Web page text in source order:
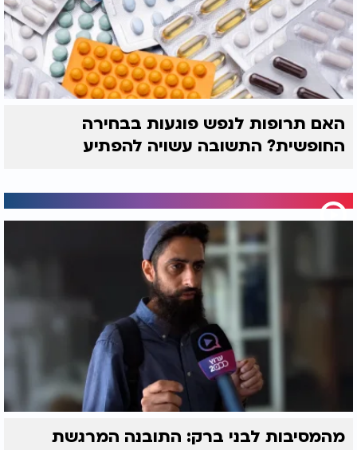
האם תרופות לנפש פוגעות בבחירה
החופשית? התשובה עשויה להפתיע
מהמסיבות לבני ברק: התובנה המרגשת